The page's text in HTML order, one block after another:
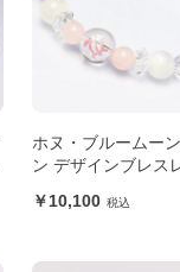
ホヌ・ブルームー
ン デザインブレス
10,100